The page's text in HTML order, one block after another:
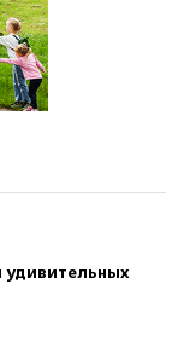
удивительных